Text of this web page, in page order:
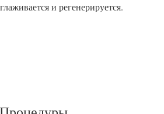
и регенерируется.